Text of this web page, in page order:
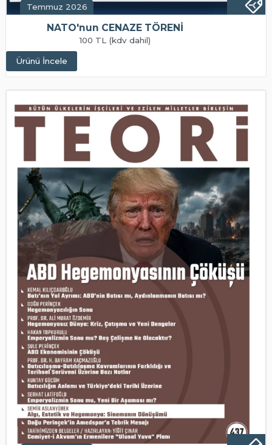
Temmuz 2026
NATO'nun CENAZE TÖRENİ
100 TL (kdv dahil)
Ürünü İncele